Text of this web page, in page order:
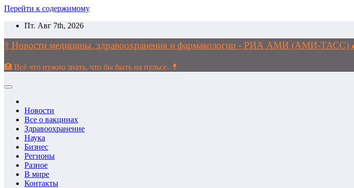
Перейти к содержимому
Пт. Авг 7th, 2026
⚕️ Новости медицины, здравоохранения и фармакологии - РИА АМИ (АМИ-ТАСС)
🏥 Всё что нужно знать, что бы быть на пульсе. 💊
Новости
Все о вакцинах
Здравоохранение
Наука
Бизнес
Регионы
Разное
В мире
Контакты